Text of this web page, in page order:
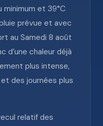
et 39°C
prévue et avec
au Samedi 8 août
d’une chaleur déjà
plus intense,
des journées plus
relatif des